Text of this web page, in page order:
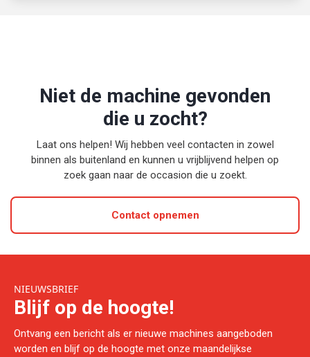
Niet de machine gevonden
die u zocht?
Laat ons helpen! Wij hebben veel contacten in zowel
binnen als buitenland en kunnen u vrijblijvend helpen op
zoek gaan naar de occasion die u zoekt.
Contact opnemen
NIEUWSBRIEF
Blijf op de hoogte!
Ontvang een bericht als er nieuwe machines aangeboden
worden en blijf op de hoogte met onze maandelijkse